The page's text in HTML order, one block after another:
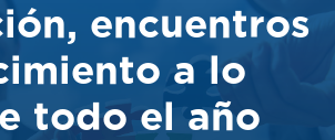
encuentros
a lo
todo el año